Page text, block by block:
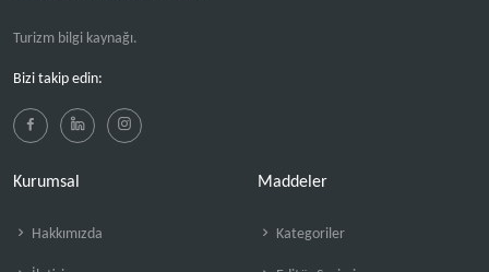
Turizm bilgi kaynağı.
Bizi takip edin:
Kurumsal
Hakkımızda
Maddeler
Kategoriler